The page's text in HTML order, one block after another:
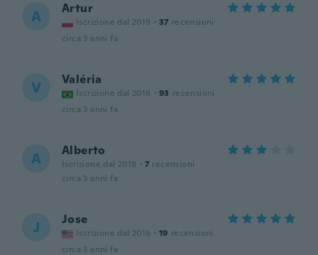
A Artur
Iscrizione dal 2019 · 37 recensioni
circa 3 anni fa
V Valéria
Iscrizione dal 2016 · 93 recensioni
circa 3 anni fa
A Alberto
Iscrizione dal 2018 · 7 recensioni
circa 3 anni fa
J Jose
Iscrizione dal 2016 · 19 recensioni
circa 3 anni fa